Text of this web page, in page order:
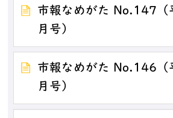
市報なめがた No.147（
月号）
市報なめがた No.146
月号）